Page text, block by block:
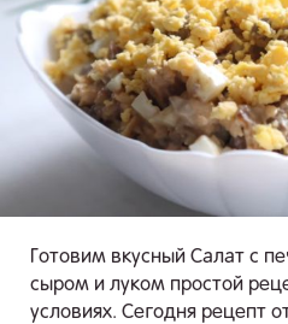
Готовим вкусный Салат с
сыром и луком простой
условиях. Сегодня рецепт